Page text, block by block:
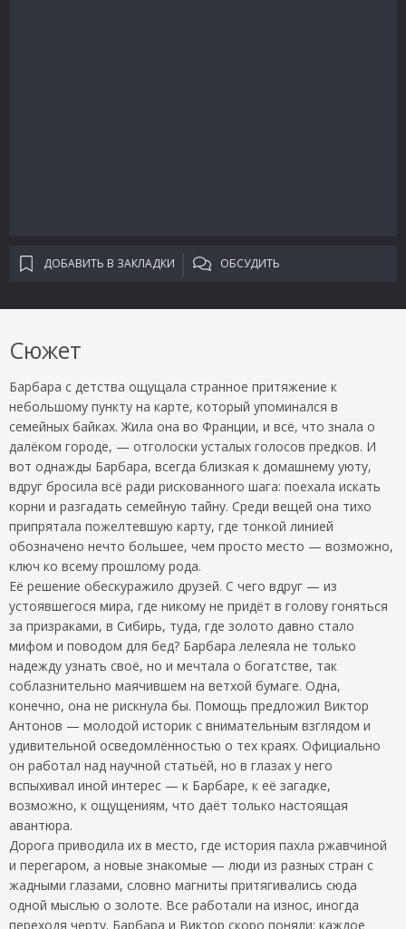
ДОБАВИТЬ В ЗАКЛАДКИ ОБСУДИТЬ
Сюжет
Барбара с детства ощущала странное притяжение к
небольшому пункту на карте, который упоминался в
семейных байках. Жила она во Франции, и всё, что знала о
далёком городе, — отголоски усталых голосов предков. И
вот однажды Барбара, всегда близкая к домашнему уюту,
вдруг бросила всё ради рискованного шага: поехала искать
корни и разгадать семейную тайну. Среди вещей она тихо
припрятала пожелтевшую карту, где тонкой линией
обозначено нечто большее, чем просто место — возможно,
ключ ко всему прошлому рода.
Её решение обескуражило друзей. С чего вдруг — из
устоявшегося мира, где никому не придёт в голову гоняться
за призраками, в Сибирь, туда, где золото давно стало
мифом и поводом для бед? Барбара лелеяла не только
надежду узнать своё, но и мечтала о богатстве, так
соблазнительно маячившем на ветхой бумаге. Одна,
конечно, она не рискнула бы. Помощь предложил Виктор
Антонов — молодой историк с внимательным взглядом и
удивительной осведомлённостью о тех краях. Официально
он работал над научной статьёй, но в глазах у него
вспыхивал иной интерес — к Барбаре, к её загадке,
возможно, к ощущениям, что даёт только настоящая
авантюра.
Дорога приводила их в место, где история пахла ржавчиной
и перегаром, а новые знакомые — люди из разных стран с
жадными глазами, словно магниты притягивались сюда
одной мыслью о золоте. Все работали на износ, иногда
переходя черту. Барбара и Виктор скоро поняли: каждое